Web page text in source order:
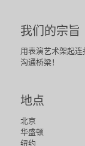
我们的宗旨
用表演艺术架起连
沟通桥梁！
地点
北京
华盛顿
纽约